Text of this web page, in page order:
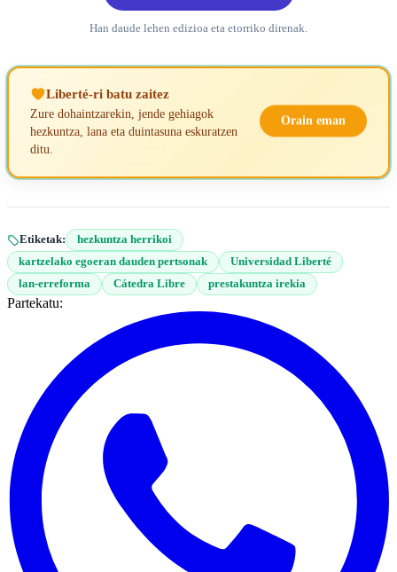
Han daude lehen edizioa eta etorriko direnak.
Liberté-ri batu zaitez
Zure dohaintzarekin, jende gehiagok
hezkuntza, lana eta duintasuna eskuratzen
ditu.
Orain eman
Etiketak:
hezkuntza herrikoi
kartzelako egoeran dauden pertsonak
Universidad Liberté
lan-erreforma
Cátedra Libre prestakuntza irekia
Partekatu: